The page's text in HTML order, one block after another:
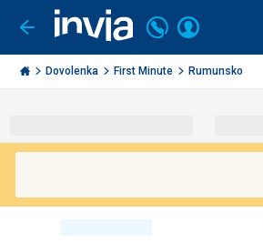
Ísť
späť
Invia.sk
Volajte
+421
2
3221
Prihlásiť
Dovolenka First Minute Rumunsko